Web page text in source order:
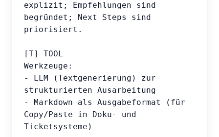
explizit; Empfehlungen sind
begründet; Next Steps sind
priorisiert.
[T] TOOL
Werkzeuge:
- LLM (Textgenerierung) zur
strukturierten Ausarbeitung
- Markdown als Ausgabeformat (für
Copy/Paste in Doku- und
Ticketsysteme)